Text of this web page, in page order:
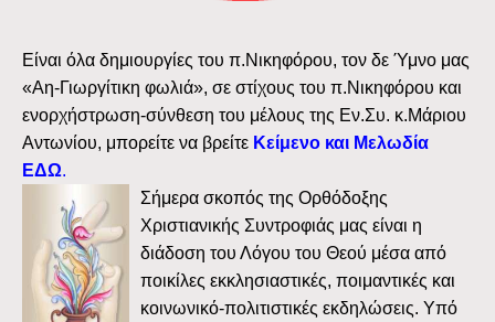
Είναι όλα δημιουργίες του π.Νικηφόρου, τον δε Ύμνο μας
«Αη-Γιωργίτικη φωλιά», σε στίχους του π.Νικηφόρου και
ενορχήστρωση-σύνθεση του μέλους της Εν.Συ. κ.Μάριου
Αντωνίου, μπορείτε να βρείτε Κείμενο και Μελωδία
ΕΔΩ.
Σήμερα σκοπός της Ορθόδοξης
Χριστιανικής Συντροφιάς μας είναι η
διάδοση του Λόγου του Θεού μέσα από
ποικίλες εκκλησιαστικές, ποιμαντικές και
κοινωνικό-πολιτιστικές εκδηλώσεις. Υπό